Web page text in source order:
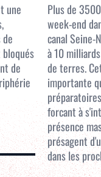
une
de
Plus de
week-end
canal Seine-
à 10
de terres.
importante
forcant à
présence
présagent
dans les